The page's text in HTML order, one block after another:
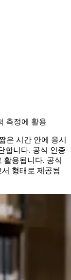
측정에 활용
은 시간 안에 응시
합니다. 공식 인증
활용됩니다. 공식
형태로 제공됩